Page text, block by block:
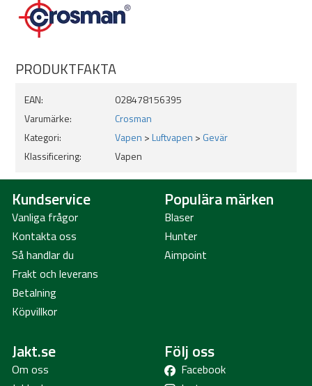
Drivning 2x 12 g CO2
Säkring Manuell
Mekanism Full/Semi-Auto
Piptyp Slätborrad
Magasinkapacitet 25+300 skott
PRODUKTFAKTA
EAN:
028478156395
Varumärke:
Crosman
Kategori:
Vapen >Luftvapen > Gevär
Klassificering:
Vapen
Kundservice
Vanliga frågor
Kontakta oss
Så handlar du
Frakt och leverans
Betalning
Köpvillkor
Populära märken
Blaser
Hunter
Aimpoint
Jakt.se
Om oss
Följ oss
Facebook